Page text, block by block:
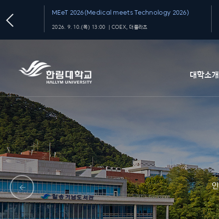
MEeT 2026(Medical meets Technology 2026)
2026. 9. 10.(목) 13:00 ｜COEX, 더플라츠
대학소개